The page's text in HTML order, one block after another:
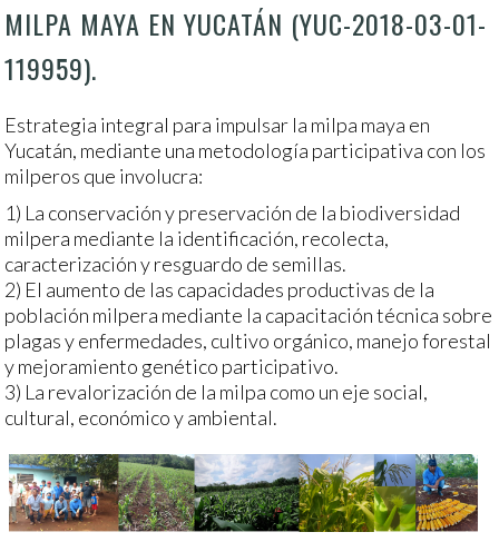
MILPA MAYA EN YUCATÁN (YUC-2018-03-01-
119959).
Estrategia integral para impulsar la milpa maya en
Yucatán, mediante una metodología participativa con los
milperos que involucra:
1) La conservación y preservación de la biodiversidad
milpera mediante la identificación, recolecta,
caracterización y resguardo de semillas.
2) El aumento de las capacidades productivas de la
población milpera mediante la capacitación técnica sobre
plagas y enfermedades, cultivo orgánico, manejo forestal
y mejoramiento genético participativo.
3) La revalorización de la milpa como un eje social,
cultural, económico y ambiental.